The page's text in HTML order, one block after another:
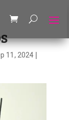
11, 2024|